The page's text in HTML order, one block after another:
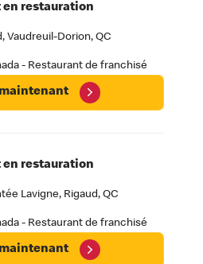
restauration
Vaudreuil-Dorion, QC
- Restaurant de franchisé
restauration
Lavigne, Rigaud, QC
- Restaurant de franchisé